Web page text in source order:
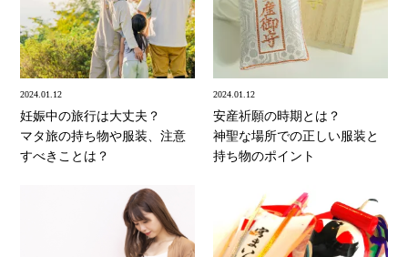
2024.01.12
妊娠中の旅行は大丈夫？
マタ旅の持ち物や服装、注意
すべきことは？
2024.01.12
安産祈願の時期とは？
神聖な場所での正しい服装と
持ち物のポイント